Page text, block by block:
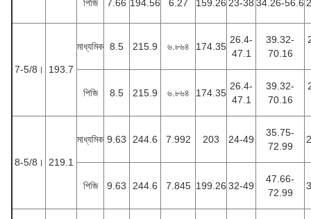
পিজি 7.66 194.56 6.27 159.26 23-38 34.26-56.6
7-5/8। 193.7
মাধ্যমিক 8.5 215.9 ৬.৮৬৪ 174.35
26.4-
47.1
39.32-
70.16
পিজি 8.5 215.9 ৬.৮৬৪ 174.35
26.4-
47.1
39.32-
70.16
8-5/8। 219.1
মাধ্যমিক 9.63 244.6 7.992 203 24-49
35.75-
72.99
পিজি 9.63 244.6 7.845 199.26 32-49
47.66-
72.99